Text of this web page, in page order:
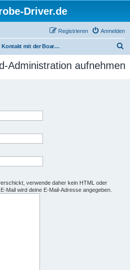
Driver.de
Anmelden
Registrieren
Kontakt mit der Board-Administration aufnehmen
c
Administration aufnehmen
verwende daher kein HTML oder
Mail wird deine E-Mail-Adresse angegeben.